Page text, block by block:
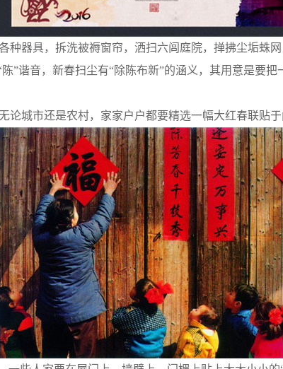
器具，拆洗被褥窗帘，洒扫六闾庭院，掸拂尘垢蛛
”谐音，新春扫尘有“除陈布新”的涵义，其用意是要
城市还是农村，家家户户都要精选一幅大红春联贴于